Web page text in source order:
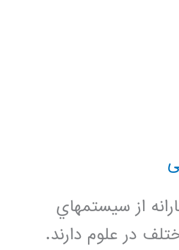
از سيستمهاي
در علوم دارند.